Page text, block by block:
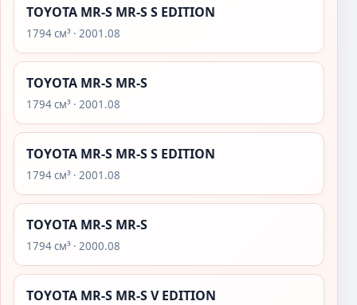
TOYOTA MR-S MR-S S EDITION
1794 см³ · 2001.08
TOYOTA MR-S MR-S
1794 см³ · 2001.08
TOYOTA MR-S MR-S S EDITION
1794 см³ · 2001.08
TOYOTA MR-S MR-S
1794 см³ · 2000.08
TOYOTA MR-S MR-S V EDITION